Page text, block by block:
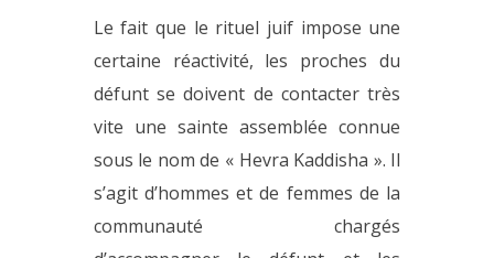
Le fait que le rituel juif impose une
certaine réactivité, les proches du
défunt se doivent de contacter très
vite une sainte assemblée connue
sous le nom de « Hevra Kaddisha ». Il
s’agit d’hommes et de femmes de la
communauté chargés